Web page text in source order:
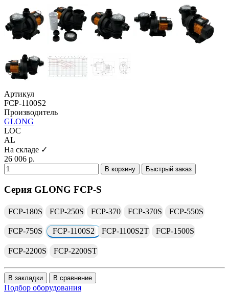
Артикул
FCP-1100S2
Производитель
GLONG
LOC
AL
На складе ✓
26 006 р.
В корзину Быстрый заказ
Серия GLONG FCP-S
FCP-180S FCP-250S FCP-370 FCP-370S FCP-550S
FCP-750S FCP-1100S2 FCP-1100S2T FCP-1500S
FCP-2200S FCP-2200ST
В закладки В сравнение
Подбор оборудования